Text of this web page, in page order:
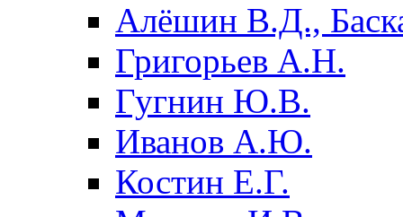
Алёшин В.Д.,
Григорьев А.Н.
Гугнин Ю.В.
Иванов А.Ю.
Костин Е.Г.